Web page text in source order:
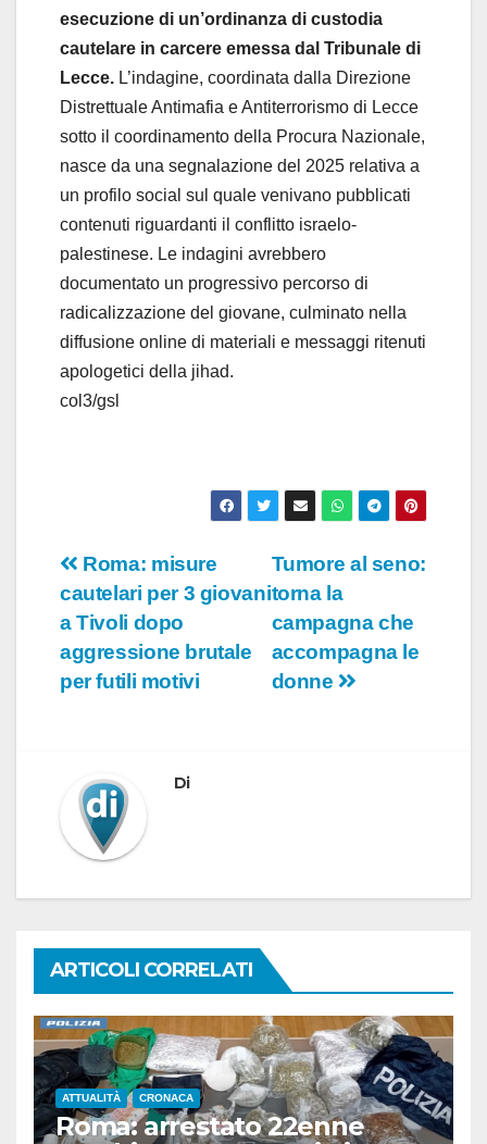
d
e
o
esecuzione di un’ordinanza di custodia
cautelare in carcere emessa dal Tribunale di
Lecce. L’indagine, coordinata dalla Direzione
Distrettuale Antimafia e Antiterrorismo di Lecce
sotto il coordinamento della Procura Nazionale,
nasce da una segnalazione del 2025 relativa a
un profilo social sul quale venivano pubblicati
contenuti riguardanti il conflitto israelo-
palestinese. Le indagini avrebbero
documentato un progressivo percorso di
radicalizzazione del giovane, culminato nella
diffusione online di materiali e messaggi ritenuti
apologetici della jihad.
col3/gsl
Navigazione
articoli
Tumore al seno:
torna la
campagna che
accompagna le
donne
Roma: misure
cautelari per 3 giovani
a Tivoli dopo
aggressione brutale
per futili motivi
Di
ARTICOLI CORRELATI
ATTUALITÀ CRONACA
Roma: arrestato 22enne